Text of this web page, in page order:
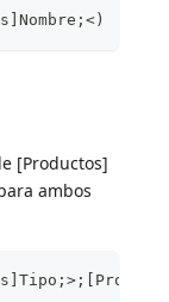
[Productos]
ambos